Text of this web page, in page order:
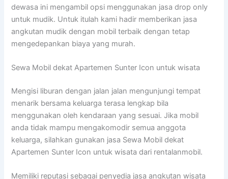
dewasa ini mengambil opsi menggunakan jasa drop only
untuk mudik. Untuk itulah kami hadir memberikan jasa
angkutan mudik dengan mobil terbaik dengan tetap
mengedepankan biaya yang murah.
Sewa Mobil dekat Apartemen Sunter Icon untuk wisata
Mengisi liburan dengan jalan jalan mengunjungi tempat
menarik bersama keluarga terasa lengkap bila
menggunakan oleh kendaraan yang sesuai. Jika mobil
anda tidak mampu mengakomodir semua anggota
keluarga, silahkan gunakan jasa Sewa Mobil dekat
Apartemen Sunter Icon untuk wisata dari rentalanmobil.
Memiliki reputasi sebagai penyedia jasa angkutan wisata